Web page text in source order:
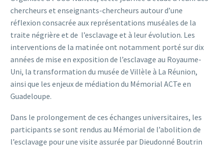
chercheurs et enseignants-chercheurs autour d’une
réflexion consacrée aux représentations muséales de la
traite négrière et de l’esclavage et à leur évolution. Les
interventions de la matinée ont notamment porté sur dix
années de mise en exposition de l’esclavage au Royaume-
Uni, la transformation du musée de Villèle à La Réunion,
ainsi que les enjeux de médiation du Mémorial ACTe en
Guadeloupe.
Dans le prolongement de ces échanges universitaires, les
participants se sont rendus au Mémorial de l’abolition de
l’esclavage pour une visite assurée par Dieudonné Boutrin